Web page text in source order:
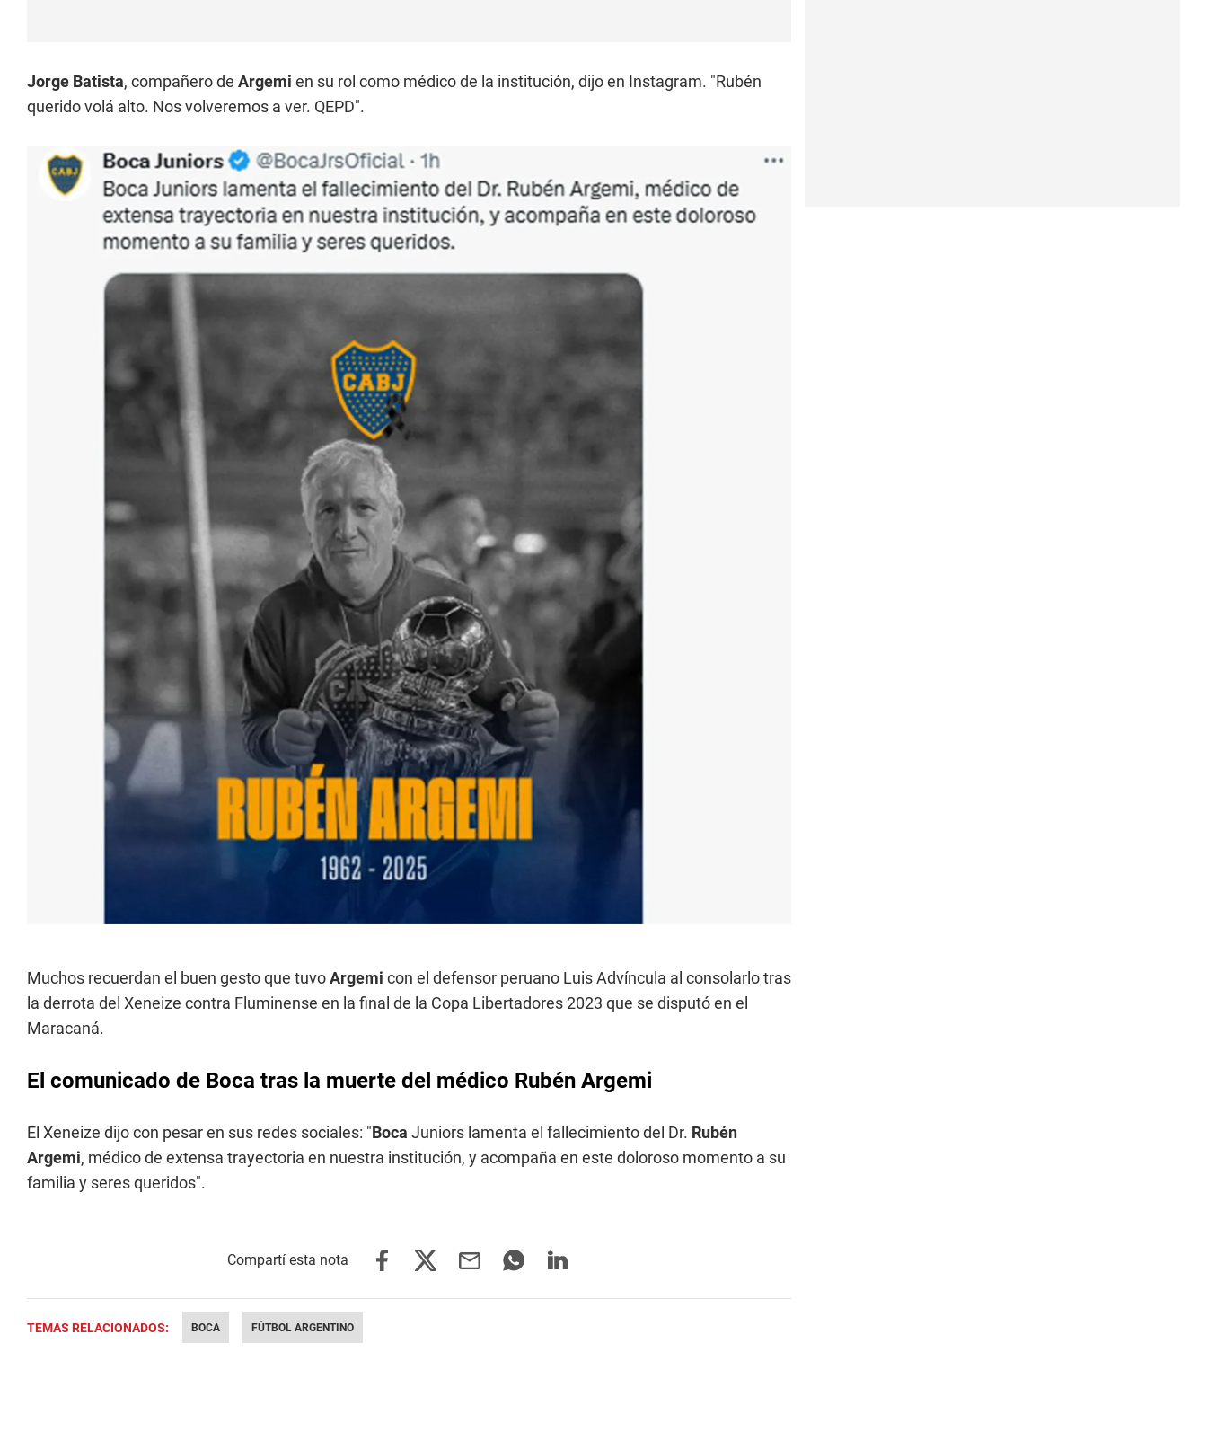
Jorge Batista, compañero de Argemi en su rol como médico de la institución, dijo en Instagram. "Rubén
querido volá alto. Nos volveremos a ver. QEPD".
Muchos recuerdan el buen gesto que tuvoArgemi con el defensor peruano Luis Advíncula al consolarlo tras
la derrota del Xeneize contra Fluminense en la final de la Copa Libertadores 2023 que se disputó en el
Maracaná.
El comunicado de Boca tras la muerte del médico Rubén Argemi
El Xeneize dijo con pesar en sus redes sociales: "Boca Juniors lamenta el fallecimiento del Dr. Rubén
Argemi, médico de extensa trayectoria en nuestra institución, y acompaña en este doloroso momento a su
familia y seres queridos".
TEMAS RELACIONADOS: BOCA FÚTBOL ARGENTINO